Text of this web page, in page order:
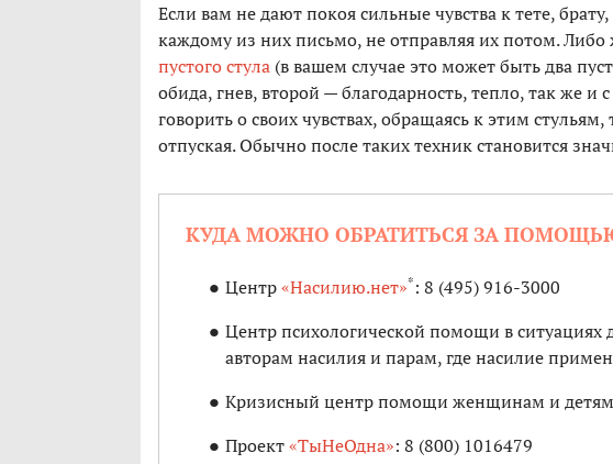
Если вам не дают покоя сильные чувства к тете,
каждому из них письмо, не отправляя их потом. Либо
пустого стула (в вашем случае это может быть два
обида, гнев, второй — благодарность, тепло, так же
говорить о своих чувствах, обращаясь к этим
отпуская. Обычно после таких техник становится
КУДА МОЖНО ОБРАТИТЬСЯ ЗА
Центр«Насилию.нет»* : 8 (495) 916-3000
Центр психологической помощи в
авторам насилия и парам, где насилие
Кризисный центр помощи женщинам и
Проект«ТыНеОдна»: 8 (800) 1016479